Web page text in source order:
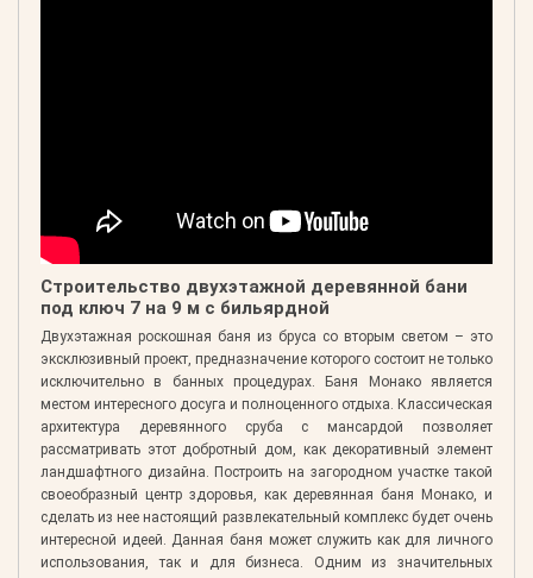
Строительство двухэтажной деревянной бани
под ключ 7 на 9 м с бильярдной
Двухэтажная роскошная баня из бруса со вторым светом – это
эксклюзивный проект, предназначение которого состоит не только
исключительно в банных процедурах. Баня Монако является
местом интересного досуга и полноценного отдыха. Классическая
архитектура деревянного сруба с мансардой позволяет
рассматривать этот добротный дом, как декоративный элемент
ландшафтного дизайна. Построить на загородном участке такой
своеобразный центр здоровья, как деревянная баня Монако, и
сделать из нее настоящий развлекательный комплекс будет очень
интересной идеей. Данная баня может служить как для личного
использования, так и для бизнеса. Одним из значительных